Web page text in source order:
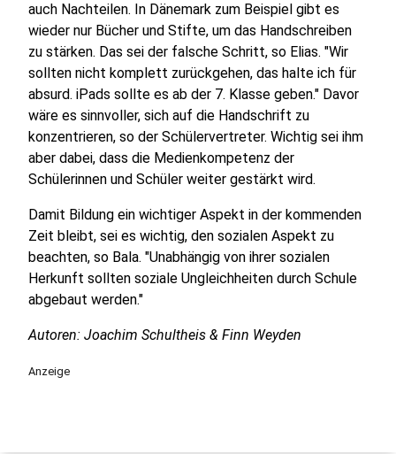
auch Nachteilen. In Dänemark zum Beispiel gibt es
wieder nur Bücher und Stifte, um das Handschreiben
zu stärken. Das sei der falsche Schritt, so Elias. "Wir
sollten nicht komplett zurückgehen, das halte ich für
absurd. iPads sollte es ab der 7. Klasse geben." Davor
wäre es sinnvoller, sich auf die Handschrift zu
konzentrieren, so der Schülervertreter. Wichtig sei ihm
aber dabei, dass die Medienkompetenz der
Schülerinnen und Schüler weiter gestärkt wird.
Damit Bildung ein wichtiger Aspekt in der kommenden
Zeit bleibt, sei es wichtig, den sozialen Aspekt zu
beachten, so Bala. "Unabhängig von ihrer sozialen
Herkunft sollten soziale Ungleichheiten durch Schule
abgebaut werden."
Autoren: Joachim Schultheis & Finn Weyden
Anzeige